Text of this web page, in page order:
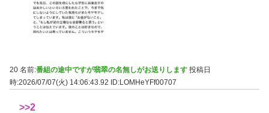
20 名前:番組の途中ですが翡翠の名無しがお送りします 投稿日
時:2026/07/07(火) 14:06:43.92
ID:LOMHeYFf00707
>>2